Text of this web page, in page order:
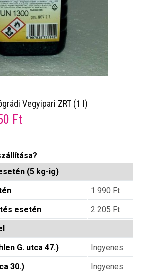
Vegyipari ZRT (1 l)
Ft
(5 kg-ig)
1 990 Ft
esetén
2 205 Ft
G. utca 47.)
Ingyenes
30.)
Ingyenes